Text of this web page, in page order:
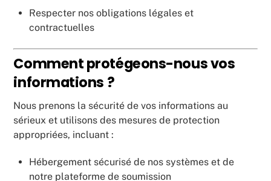
Respecter nos obligations légales et
contractuelles
Comment protégeons-nous vos
informations ?
Nous prenons la sécurité de vos informations au
sérieux et utilisons des mesures de protection
appropriées, incluant :
Hébergement sécurisé de nos systèmes et de
notre plateforme de soumission